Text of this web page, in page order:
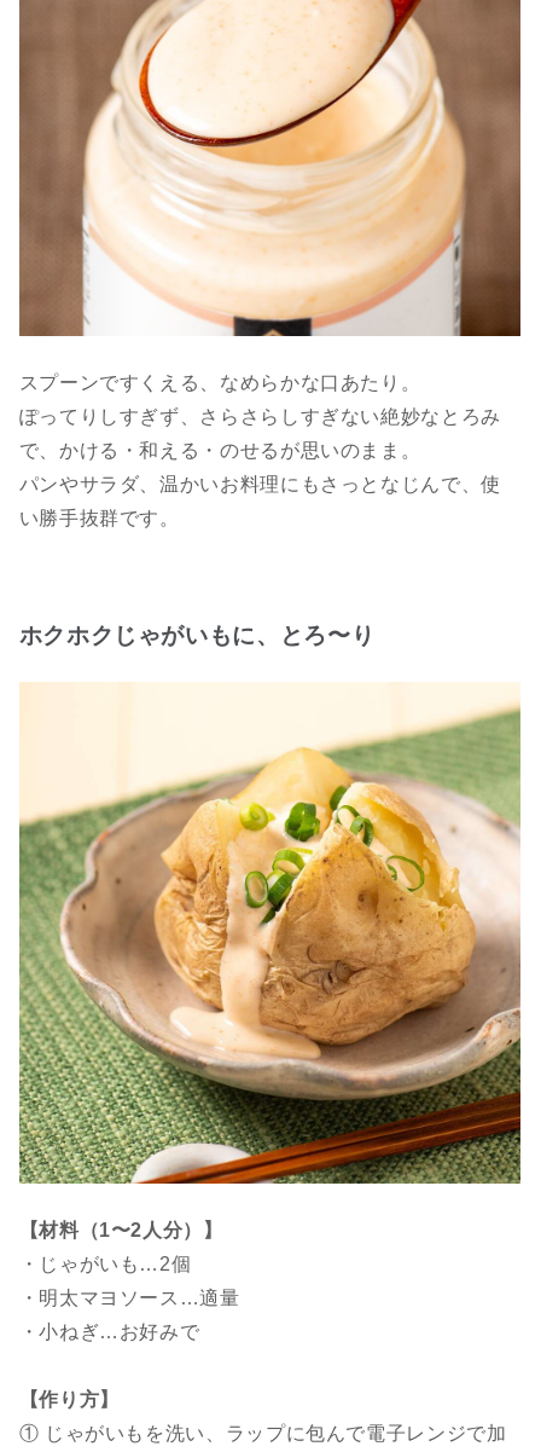
スプーンですくえる、なめらかな口あたり。
ぽってりしすぎず、さらさらしすぎない絶妙なとろみ
で、かける・和える・のせるが思いのまま。
パンやサラダ、温かいお料理にもさっとなじんで、使
い勝手抜群です。
ホクホクじゃがいもに、とろ〜り
【材料（1〜2人分）】
・じゃがいも…2個
・明太マヨソース…適量
・小ねぎ…お好みで
【作り方】
① じゃがいもを洗い、ラップに包んで電子レンジで加